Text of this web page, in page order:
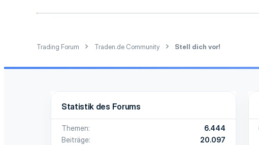
Trading Forum Traden.de Community Stell dich vor!
Statistik des Forums
Themen
6.444
Beiträge
20.097